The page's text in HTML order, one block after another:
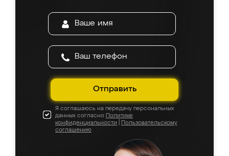
Отправить
Я соглашаюсь на передачу персональных
данных согласно Политике
конфиденциальности
Пользовательскому
соглашению